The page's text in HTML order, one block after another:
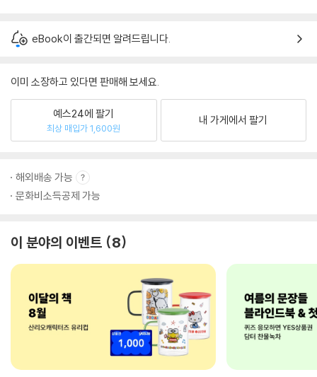
eBook이 출간되면 알려드립니다.
이미 소장하고 있다면 판매해 보세요.
예스24에 팔기
최상 매입가 1,600원
내 가게에서 팔기
해외배송 가능
문화비소득공제 가능
이 분야의 이벤트 8